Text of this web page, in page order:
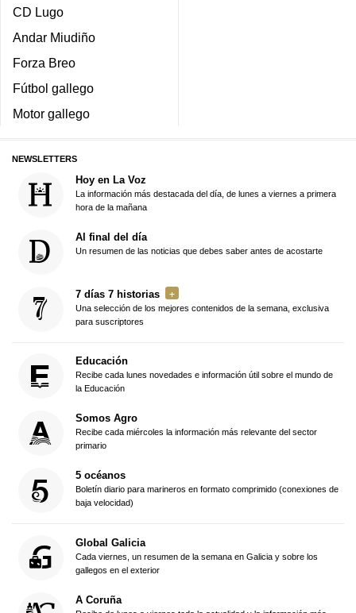
CD Lugo
Andar Miudiño
Forza Breo
Fútbol gallego
Motor gallego
NEWSLETTERS
Hoy en La Voz
La información más destacada del día, de lunes a viernes a primera
hora de la mañana
Al final del día
Un resumen de las noticias que debes saber antes de acostarte
7 días 7 historias
Una selección de los mejores contenidos de la semana, exclusiva
para suscriptores
Educación
Recibe cada lunes novedades e información útil sobre el mundo de
la Educación
Somos Agro
Recibe cada miércoles la información más relevante del sector
primario
5 océanos
Boletín diario para marineros en formato comprimido (conexiones de
baja velocidad)
Global Galicia
Cada viernes, un resumen de la semana en Galicia y sobre los
gallegos en el exterior
A Coruña